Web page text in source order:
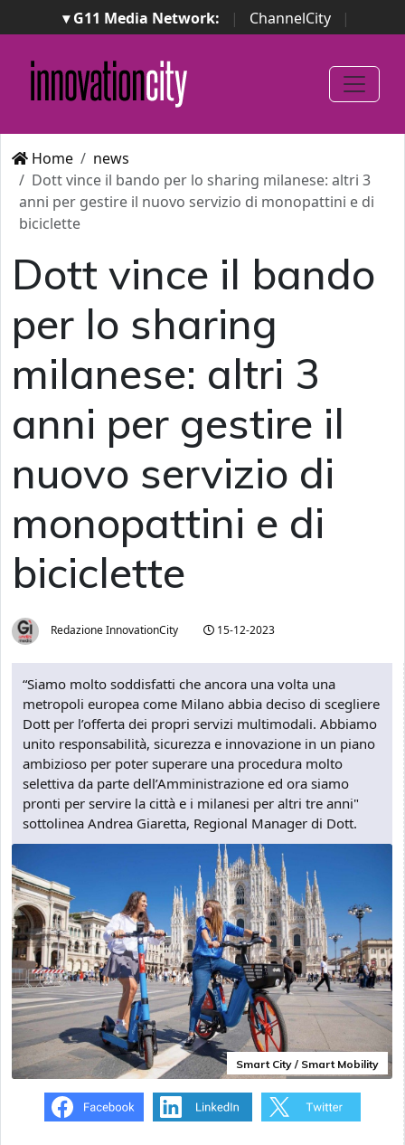
▾ G11 Media Network: | ChannelCity
|
ImpresaCity | SecurityOpenLab | Italian Channel
Awards
Italian Project Awards
Italian Security
Awards
Home
news
Dott vince il bando per lo sharing milanese: altri 3
anni per gestire il nuovo servizio di monopattini e di
biciclette
Dott vince il bando
per lo sharing
milanese: altri 3
anni per gestire il
nuovo servizio di
monopattini e di
biciclette
Redazione InnovationCity 15-12-2023
“Siamo molto soddisfatti che ancora una volta una
metropoli europea come Milano abbia deciso di scegliere
Dott per l’offerta dei propri servizi multimodali. Abbiamo
unito responsabilità, sicurezza e innovazione in un piano
ambizioso per poter superare una procedura molto
selettiva da parte dell’Amministrazione ed ora siamo
pronti per servire la città e i milanesi per altri tre anni"
sottolinea Andrea Giaretta, Regional Manager di Dott.
Smart City / Smart Mobility